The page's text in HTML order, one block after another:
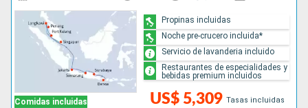
Comidas incluidas US$ 5,309 Tasas incluidas
Propinas incluidas
Noche pre-crucero incluida*
Servicio de lavanderia incluido
Restaurantes de especialidades y
bebidas premium incluidos